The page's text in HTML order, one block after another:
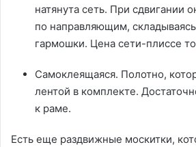
натянута сеть. При сдвигании
по направляющим,
гармошки. Цена сети-плиссе
Самоклеящаяся. Полотно,
лентой в комплекте.
к раме.
Есть еще раздвижные москитки,